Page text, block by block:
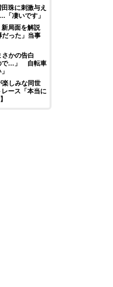
珠に刺激与え
凄いです」
新局面を解説
った」当事
さかの告白
で…」 自転車
しみな同世
ース「本当に